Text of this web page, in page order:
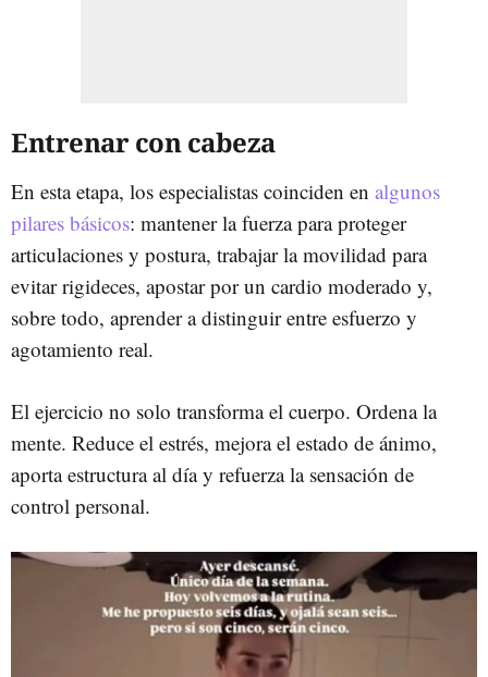
Entrenar con cabeza
En esta etapa, los especialistas coinciden en algunos
pilares básicos: mantener la fuerza para proteger
articulaciones y postura, trabajar la movilidad para
evitar rigideces, apostar por un cardio moderado y,
sobre todo, aprender a distinguir entre esfuerzo y
agotamiento real.
El ejercicio no solo transforma el cuerpo. Ordena la
mente. Reduce el estrés, mejora el estado de ánimo,
aporta estructura al día y refuerza la sensación de
control personal.